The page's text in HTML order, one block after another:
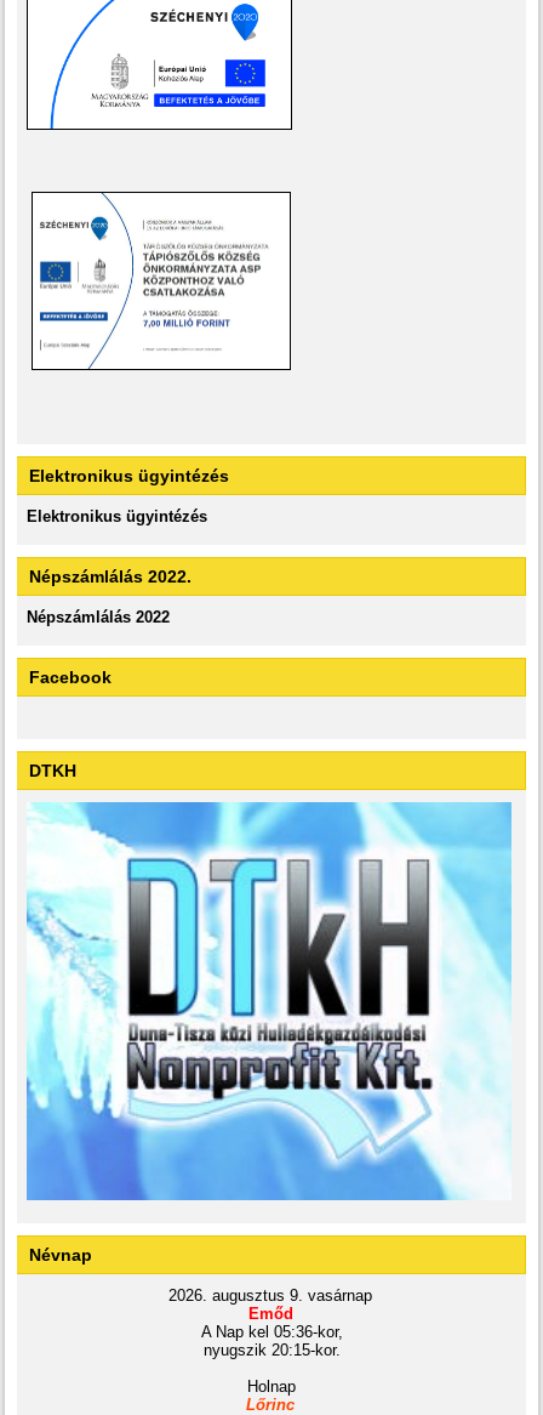
Elektronikus ügyintézés
Elektronikus ügyintézés
Népszámlálás 2022.
Népszámlálás 2022
Facebook
DTKH
Névnap
2026. augusztus 9. vasárnap
Emőd
A Nap kel 05:36-kor,
nyugszik 20:15-kor.
Holnap
Lőrinc